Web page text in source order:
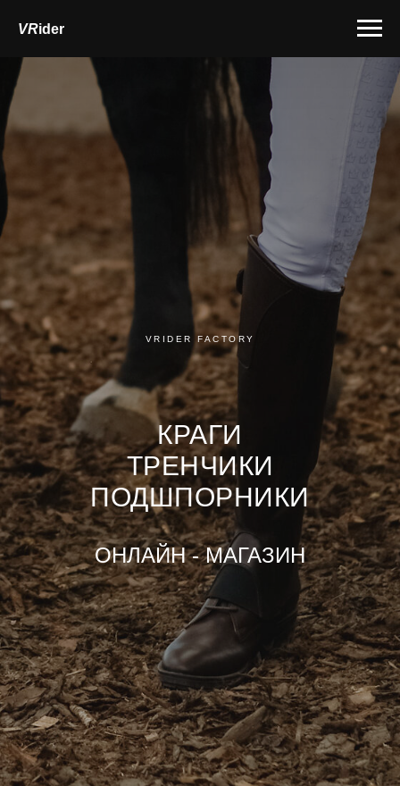
VRider
VRIDER FACTORY
КРАГИ
ТРЕНЧИКИ
ПОДШПОРНИКИ
ОНЛАЙН - МАГАЗИН